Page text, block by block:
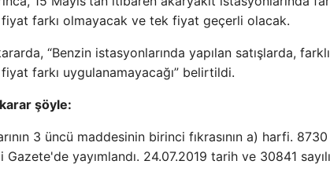
farkı olmayacak ve tek fiyat geçerli olacak.
“Benzin istasyonlarında yapılan satışlarda,
farkı uygulanamayacağı” belirtildi.
şöyle:
3 üncü maddesinin birinci fıkrasının a) harfi. 8730
Gazete'de yayımlandı. 24.07.2019 tarih ve 30841